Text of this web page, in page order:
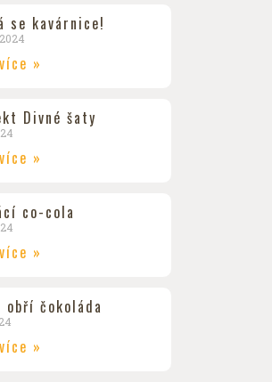
se kavárnice!
»
Divné šaty
»
co-cola
»
obří čokoláda
»